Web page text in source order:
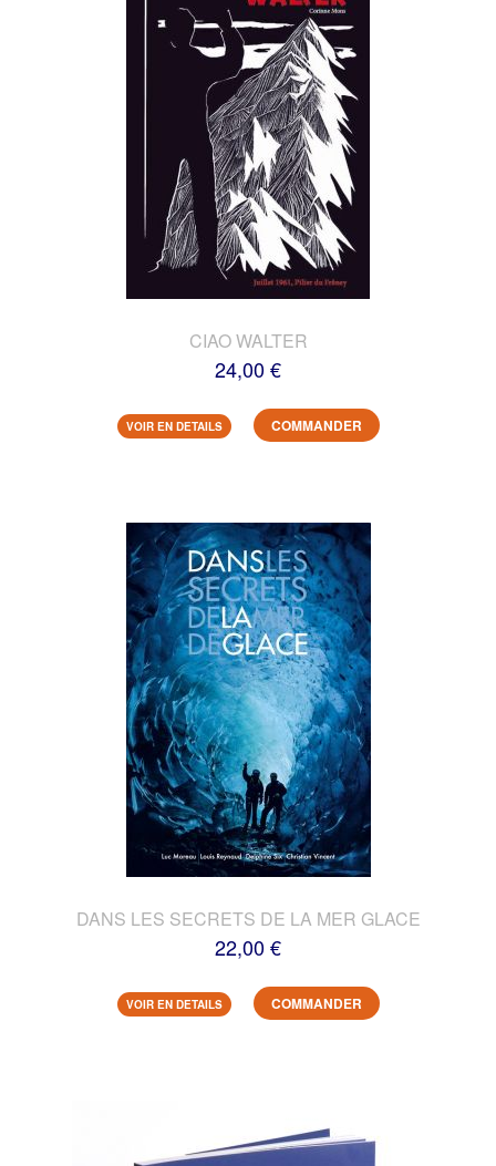
CIAO WALTER
24,00 €
VOIR EN DETAILS COMMANDER
DANS LES SECRETS DE LA MER GLACE
22,00 €
VOIR EN DETAILS COMMANDER